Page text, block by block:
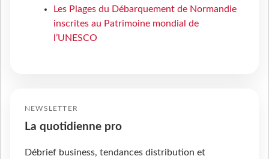
Les Plages du Débarquement de Normandie
inscrites au Patrimoine mondial de
l’UNESCO
NEWSLETTER
La quotidienne pro
Débrief business, tendances distribution et